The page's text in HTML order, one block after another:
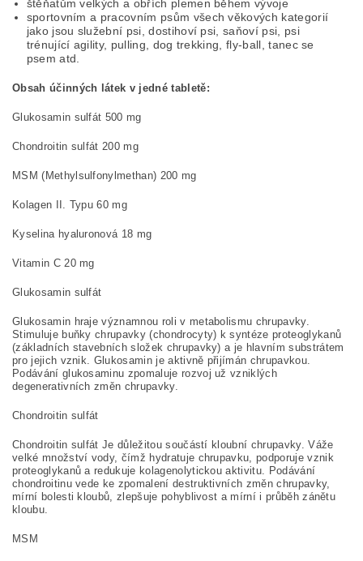
štěňatům velkých a obřích plemen během vývoje
sportovním a pracovním psům všech věkových kategorií
jako jsou služební psi, dostihoví psi, saňoví psi, psi
trénující agility, pulling, dog trekking, fly-ball, tanec se
psem atd.
Obsah účinných látek v jedné tabletě:
Glukosamin sulfát 500 mg
Chondroitin sulfát 200 mg
MSM (Methylsulfonyl­methan) 200 mg
Kolagen II. Typu 60 mg
Kyselina hyaluronová 18 mg
Vitamin C 20 mg
Glukosamin sulfát
Glukosamin hraje významnou roli v metabolismu chrupavky.
Stimuluje buňky chrupavky (chondrocyty) k syntéze proteoglykanů
(základních stavebních složek chrupavky) a je hlavním substrátem
pro jejich vznik. Glukosamin je aktivně přijímán chrupavkou.
Podávání glukosaminu zpomaluje rozvoj už vzniklých
degenerativních změn chrupavky.
Chondroitin sulfát
Chondroitin sulfát Je důležitou součástí kloubní chrupavky. Váže
velké množství vody, čímž hydratuje chrupavku, podporuje vznik
proteoglykanů a redukuje kolagenolytickou aktivitu. Podávání
chondroitinu vede ke zpomalení destruktivních změn chrupavky,
mírní bolesti kloubů, zlepšuje pohyblivost a mírní i průběh zánětu
kloubu.
MSM